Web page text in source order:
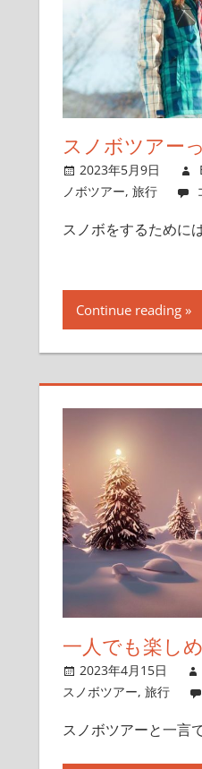
スノボツアー
2023年5月9日
ノボツアー, 旅行
スノボをするために
Continue reading
一人でも楽し
2023年4月15日
スノボツアー, 旅行
スノボツアーと一言